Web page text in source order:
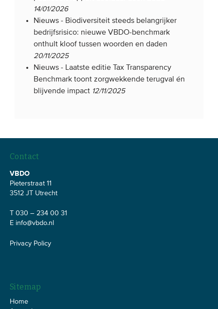
14/01/2026
Nieuws - Biodiversiteit steeds belangrijker
bedrijfsrisico: nieuwe VBDO-benchmark
onthult kloof tussen woorden en daden
20/11/2025
Nieuws - Laatste editie Tax Transparency
Benchmark toont zorgwekkende terugval én
blijvende impact 12/11/2025
Contact
VBDO
Pieterstraat 11
3512 JT Utrecht
T 030 – 234 00 31
E info@vbdo.nl
Privacy Policy
Sitemap
Home